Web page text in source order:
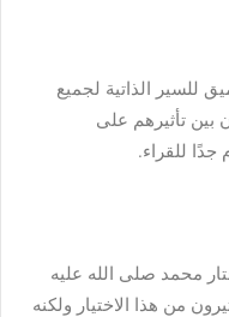
للسير الذاتية لجميع
بين تأثيرهم على
جدًا للقراء.
محمد صلى الله عليه
من هذا الاختيار ولكنه